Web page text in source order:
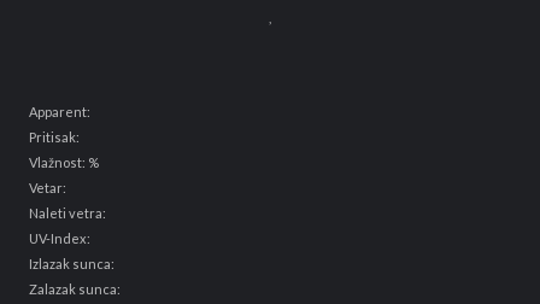
Apparent:
Pritisak:
Vlažnost: %
Vetar:
Naleti vetra:
UV-Index:
Izlazak sunca:
Zalazak sunca: